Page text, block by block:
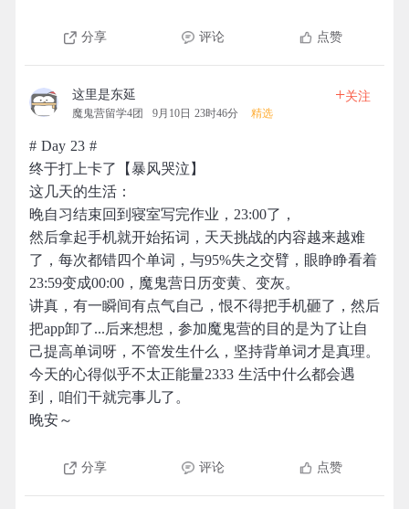
分享 评论 点赞
这里是东延
魔鬼营留学4团 9月10日 23时46分 精选
+关注
# Day 23 #
终于打上卡了【暴风哭泣】
这几天的生活：
晚自习结束回到寝室写完作业，23:00了，
然后拿起手机就开始拓词，天天挑战的内容越来越难
了，每次都错四个单词，与95%失之交臂，眼睁睁看着
23:59变成00:00，魔鬼营日历变黄、变灰。
讲真，有一瞬间有点气自己，恨不得把手机砸了，然后
把app卸了...后来想想，参加魔鬼营的目的是为了让自
己提高单词呀，不管发生什么，坚持背单词才是真理。
今天的心得似乎不太正能量2333 生活中什么都会遇
到，咱们干就完事儿了。
晚安～
分享 评论 点赞